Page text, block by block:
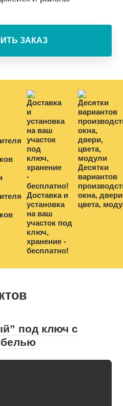
Доставка и
установка
на ваш
участок под
ключ,
хранение -
бесплатно!
Десятки
вариантов
окна,
цвета,
под ключ с